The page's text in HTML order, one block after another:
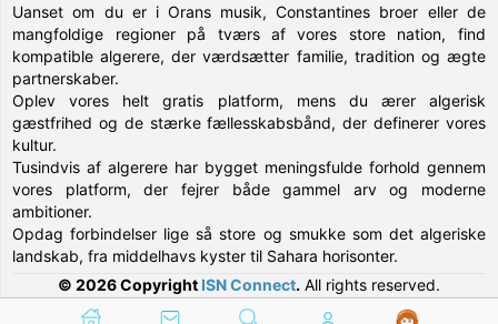
Uanset om du er i Orans musik, Constantines broer eller de
mangfoldige regioner på tværs af vores store nation, find
kompatible algerere, der værdsætter familie, tradition og ægte
partnerskaber.
Oplev vores helt gratis platform, mens du ærer algerisk
gæstfrihed og de stærke fællesskabsbånd, der definerer vores
kultur.
Tusindvis af algerere har bygget meningsfulde forhold gennem
vores platform, der fejrer både gammel arv og moderne
ambitioner.
Opdag forbindelser lige så store og smukke som det algeriske
landskab, fra middelhavs kyster til Sahara horisonter.
© 2026 Copyright ISN Connect. All rights reserved.